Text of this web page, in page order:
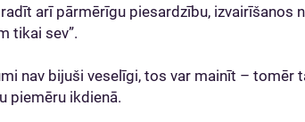
arī pārmērīgu piesardzību, izvairīšanos
tikai sev”.
nav bijuši veselīgi, tos var mainīt – tomēr
piemēru ikdienā.